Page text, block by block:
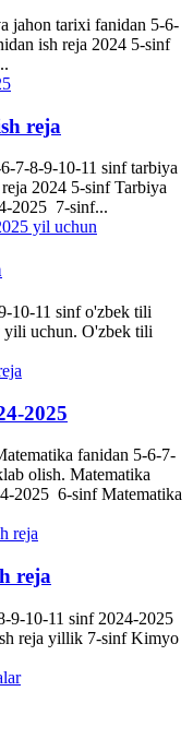
jahon tarixi fanidan 5-6-
ish reja 2024 5-sinf
reja
7-8-9-10-11 sinf tarbiya
2024 5-sinf Tarbiya
2025 7-sinf...
10-11 sinf o'zbek tili
yili uchun. O'zbek tili
2025
fanidan 5-6-7-
olish. Matematika
2025 6-sinf Matematika
reja
9-10-11 sinf 2024-2025
reja yillik 7-sinf Kimyo